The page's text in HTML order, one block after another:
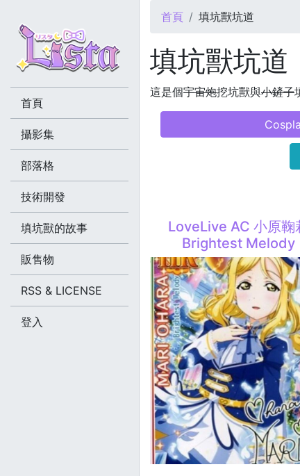
您在這裡
首頁 填坑獸坑道
填坑獸坑道
這是個宇宙炮挖坑獸與小鏟子
LoveLive AC 小原鞠
Brightest Melody
首頁
攝影集
部落格
技術開發
填坑獸的故事
販售物
RSS & LICENSE
登入